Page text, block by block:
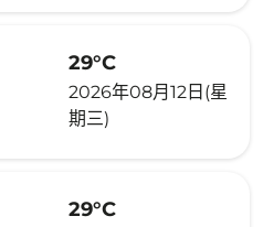
29°C
2026年08月12日(星
期三)
29°C